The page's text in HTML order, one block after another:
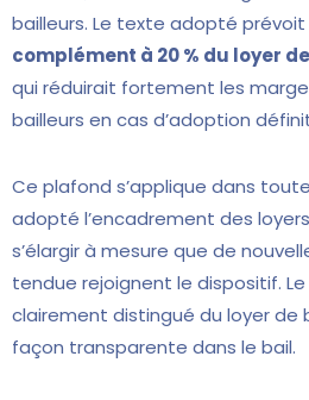
bailleurs. Le texte adopté
complément à 20 % du loyer
qui réduirait fortement les
bailleurs en cas d’adoption
Ce plafond s’applique dans
adopté l’encadrement des
s’élargir à mesure que de
tendue rejoignent le dispositif.
clairement distingué du loyer
façon transparente dans le bail.